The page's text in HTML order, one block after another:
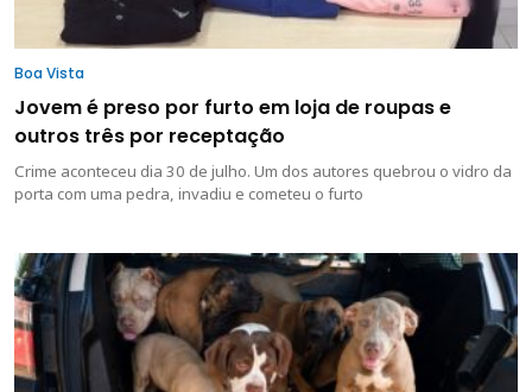
Boa Vista
Jovem é preso por furto em loja de roupas e
outros três por receptação
Crime aconteceu dia 30 de julho. Um dos autores quebrou o vidro da
porta com uma pedra, invadiu e cometeu o furto